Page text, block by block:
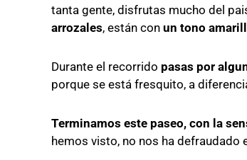
tanta gente, disfrutas mucho del
arrozales, están con un tono
Durante el recorrido pasas por
porque se está fresquito, a
Terminamos este paseo, con la
hemos visto, no nos ha defraudado